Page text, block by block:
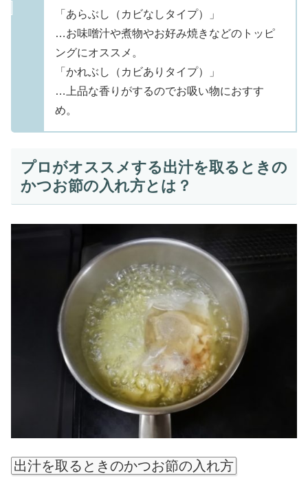
「あらぶし（カビなしタイプ）」
…お味噌汁や煮物やお好み焼きなどのトッピ
ングにオススメ。
「かれぶし（カビありタイプ）」
…上品な香りがするのでお吸い物におすす
め。
プロがオススメする出汁を取るときの
かつお節の入れ方とは？
出汁を取るときのかつお節の入れ方